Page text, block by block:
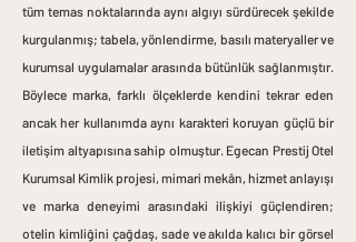
tüm temas noktalarında aynı algıyı sürdürecek şekilde
kurgulanmış; tabela, yönlendirme, basılı materyaller ve
kurumsal uygulamalar arasında bütünlük sağlanmıştır.
Böylece marka, farklı ölçeklerde kendini tekrar eden
ancak her kullanımda aynı karakteri koruyan güçlü bir
iletişim altyapısına sahip olmuştur. Egecan Prestij Otel
Kurumsal Kimlik projesi, mimari mekân, hizmet anlayışı
ve marka deneyimi arasındaki ilişkiyi güçlendiren;
otelin kimliğini çağdaş, sade ve akılda kalıcı bir görsel